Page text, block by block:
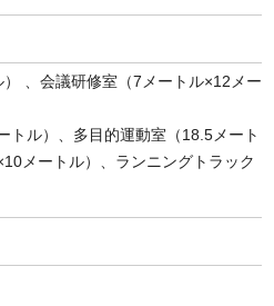
、会議研修室（7メートル×12メー
トル）、多目的運動室（18.5メート
メートル）、ランニングトラック